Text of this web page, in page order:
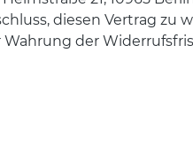
diesen Vertrag zu
der